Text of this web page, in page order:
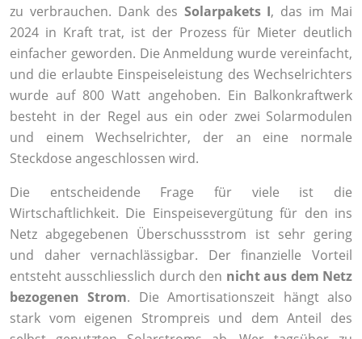
zu verbrauchen. Dank des Solarpakets I, das im Mai
2024 in Kraft trat, ist der Prozess für Mieter deutlich
einfacher geworden. Die Anmeldung wurde vereinfacht,
und die erlaubte Einspeiseleistung des Wechselrichters
wurde auf 800 Watt angehoben. Ein Balkonkraftwerk
besteht in der Regel aus ein oder zwei Solarmodulen
und einem Wechselrichter, der an eine normale
Steckdose angeschlossen wird.
Die entscheidende Frage für viele ist die
Wirtschaftlichkeit. Die Einspeisevergütung für den ins
Netz abgegebenen Überschussstrom ist sehr gering
und daher vernachlässigbar. Der finanzielle Vorteil
entsteht ausschliesslich durch den nicht aus dem Netz
bezogenen Strom. Die Amortisationszeit hängt also
stark vom eigenen Strompreis und dem Anteil des